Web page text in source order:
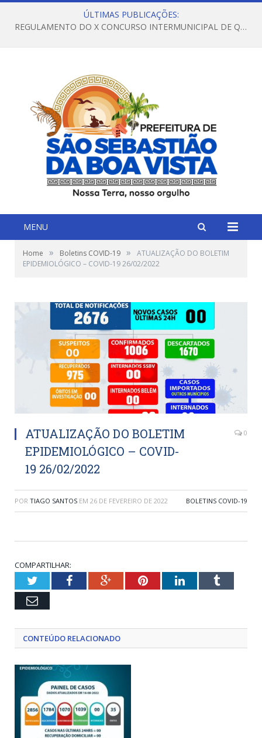
ÚLTIMAS PUBLICAÇÕES:
REGULAMENTO DO X CONCURSO INTERMUNICIPAL DE QUADRILHAS JUNINAS – 2026 – ARRAIÁ DA VENEZA
MENU
Home » Boletins COVID-19 »
ATUALIZAÇÃO DO BOLETIM
EPIDEMIOLÓGICO – COVID-19 26/02/2022
ATUALIZAÇÃO DO BOLETIM
EPIDEMIOLÓGICO – COVID-
19 26/02/2022
0
POR TIAGO SANTOS EM 26 DE FEVEREIRO DE 2022 BOLETINS COVID-19
COMPARTILHAR:
TwitterFacebookGoogle+PinterestLinkedInTumblr
Email
CONTEÚDO RELACIONADO